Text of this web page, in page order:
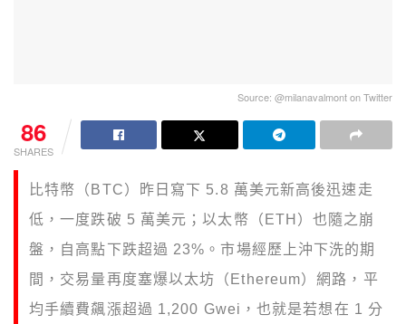
Source: @milanavalmont on Twitter
86
SHARES
比特幣（BTC）昨日寫下 5.8 萬美元新高後迅速走
低，一度跌破 5 萬美元；以太幣（ETH）也隨之崩
盤，自高點下跌超過 23%。市場經歷上沖下洗的期
間，交易量再度塞爆以太坊（Ethereum）網路，平
均手續費飆漲超過 1,200 Gwei，也就是若想在 1 分